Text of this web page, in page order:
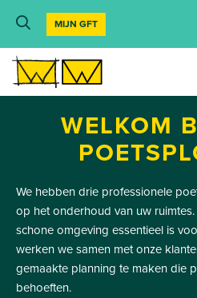
MIJN GFT
WELKOM
We hebben drie professionele
op het onderhoud van uw
schone omgeving essentieel is
werken we samen met onze
gemaakte planning te maken die
behoeften.